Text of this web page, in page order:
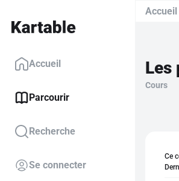
Accueil
Parcourir
Recherche
Se connecter
Accueil
Les
Cours
Ce